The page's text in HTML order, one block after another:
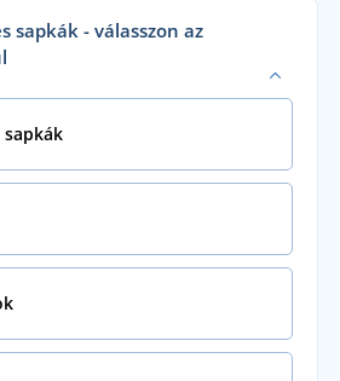
sapkák - válasszon az
sapkák